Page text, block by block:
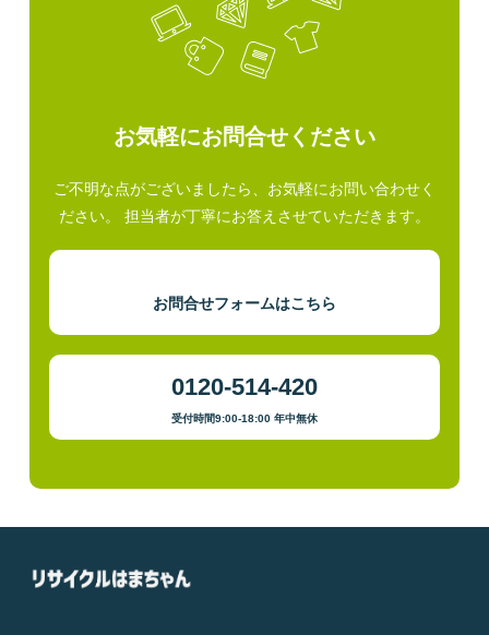
お気軽にお問合せください
ご不明な点がございましたら、お気軽にお問い合わせく
ださい。 担当者が丁寧にお答えさせていただきます。
お問合せフォームはこちら
0120-514-420
受付時間9:00-18:00 年中無休